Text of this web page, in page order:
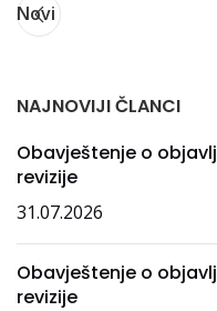
Novi
NAJNOVIJI ČLANCI
Obavještenje o
revizije
31.07.2026
Obavještenje o
revizije